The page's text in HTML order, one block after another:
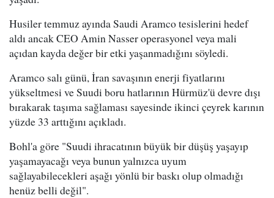
Husiler temmuz ayında Saudi Aramco tesislerini hedef
aldı ancak CEO Amin Nasser operasyonel veya mali
açıdan kayda değer bir etki yaşanmadığını söyledi.
Aramco salı günü, İran savaşının enerji fiyatlarını
yükseltmesi ve Suudi boru hatlarının Hürmüz'ü devre dışı
bırakarak taşıma sağlaması sayesinde ikinci çeyrek karının
yüzde 33 arttığını açıkladı.
Bohl'a göre "Suudi ihracatının büyük bir düşüş yaşayıp
yaşamayacağı veya bunun yalnızca uyum
sağlayabilecekleri aşağı yönlü bir baskı olup olmadığı
henüz belli değil".